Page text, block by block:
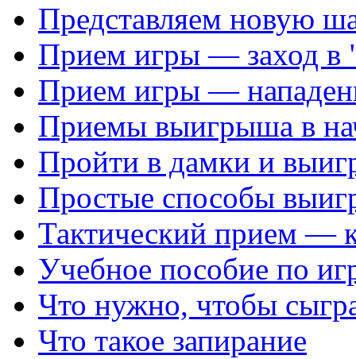
Представляем новую
Прием игры — заход в
Прием игры —
Приемы выигрыша в
Пройти в дамки и
Простые способы
Тактический прием —
Учебное пособие по
Что нужно, чтобы
Что такое запирание